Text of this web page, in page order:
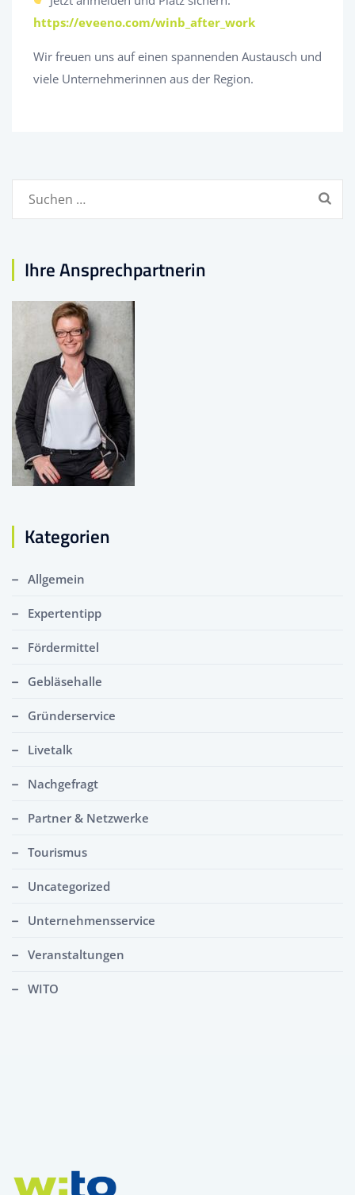
https://eveeno.com/winb_after_work
Wir freuen uns auf einen spannenden Austausch und
viele Unternehmerinnen aus der Region.
Ihre Ansprechpartnerin
Kategorien
Allgemein
Expertentipp
Fördermittel
Gebläsehalle
Gründerservice
Livetalk
Nachgefragt
Partner & Netzwerke
Tourismus
Uncategorized
Unternehmensservice
Veranstaltungen
WITO